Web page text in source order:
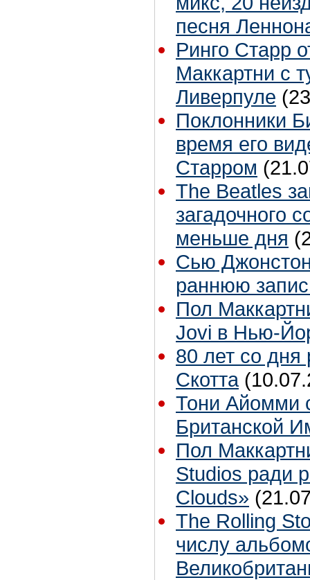
песня
Ринго Старр
Маккартни с
Ливерпуле
Поклонники
время его
Старром
The Beatles
загадочного
меньше дня
Сью
раннюю
Пол
Jovi в Нью-
80 лет со
Скотта
Тони Айомми
Британской
Пол
Studios ради
Clouds»
The Rolling
числу